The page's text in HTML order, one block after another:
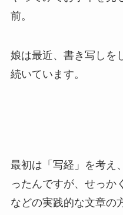
前。
娘は最近、書き写しを
続いています。
最初は「写経」を考え
ったんですが、せっか
などの実践的な文章の